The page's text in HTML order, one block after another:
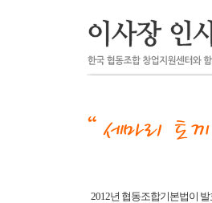
2012년 협동조합기본법이